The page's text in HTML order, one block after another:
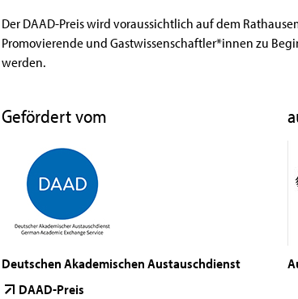
Der DAAD-Preis wird voraussichtlich auf dem
Promovierende und Gastwissenschaftler*innen zu
werden.
Gefördert vom
Deutschen Akademischen Austauschdienst
DAAD-Preis